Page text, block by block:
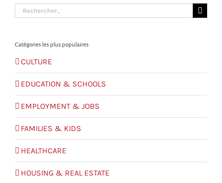
Search
for:
Catégories les plus populaires
CULTURE
EDUCATION & SCHOOLS
EMPLOYMENT & JOBS
FAMILIES & KIDS
HEALTHCARE
HOUSING & REAL ESTATE